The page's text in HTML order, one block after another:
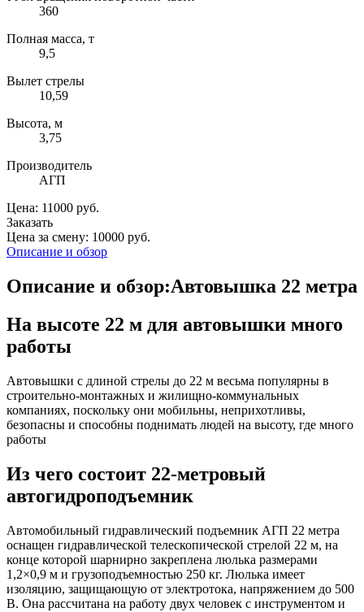
360
Полная масса, т
9,5
Вылет стрелы
10,59
Высота, м
3,75
Производитель
АГП
Цена: 11000 руб.
Заказать
Цена за смену: 10000 руб.
Описание и обзор
Описание и обзор:Автовышка 22 метра
На высоте 22 м для автовышки много
работы
Автовышки с длиной стрелы до 22 м весьма популярны в
строительно-монтажных и жилищно-коммунальных
компаниях, поскольку они мобильны, неприхотливы,
безопасны и способны поднимать людей на высоту, где много
работы
Из чего состоит 22-метровый
автогидроподъемник
Автомобильный гидравлический подъемник АГП 22 метра
оснащен гидравлической телескопической стрелой 22 м, на
конце которой шарнирно закреплена люлька размерами
1,2×0,9 м и грузоподъемностью 250 кг. Люлька имеет
изоляцию, защищающую от электротока, напряжением до 500
В. Она рассчитана на работу двух человек с инструментом и